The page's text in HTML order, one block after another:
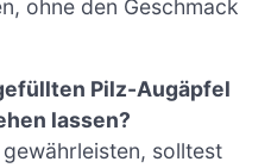
ohne den Geschmack
Pilz-Augäpfel
lassen?
solltest